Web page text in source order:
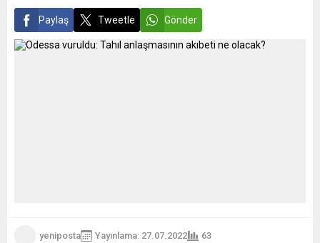
Paylaş Tweetle Gönder
yeniposta Yayınlama: 27.07.2022 63